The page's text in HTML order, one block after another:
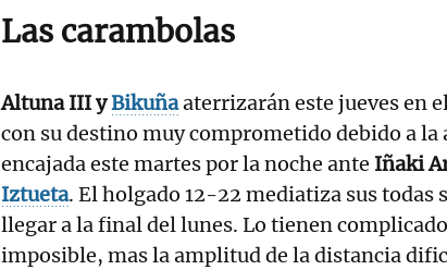
Las carambolas
Altuna III yBikuñaaterrizarán este jueves en
con su destino muy comprometido debido a
encajada este martes por la noche ante Iñaki
Iztueta. El holgado 12-22 mediatiza sus todas
llegar a la final del lunes. Lo tienen
imposible, mas la amplitud de la distancia